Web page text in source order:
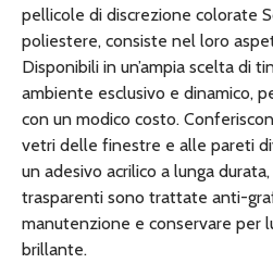
pellicole di discrezione colorate
poliestere, consiste nel loro
Disponibili in un’ampia scelta di
ambiente esclusivo e dinamico,
con un modico costo.
vetri delle finestre e alle pareti
un adesivo acrilico a lunga
trasparenti sono trattate anti-
manutenzione e conservare per
brillante.